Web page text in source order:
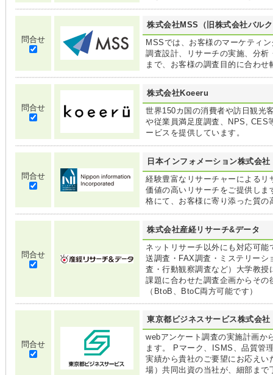
問合せ
株式会社MSS（旧株式会社バル
MSSでは、お客様のマーケティ
調査設計、リサーチの実施、分
まで、お客様の調査目的に合わ
問合せ
株式会社Koeeru
世界150カ国の消費者や訪日観光
や従業員満足度調査、NPS, CES
ービスを提供しています。
問合せ
日本インフォメーション株式会社
経験豊富なリサーチャーによる
価値の高いリサーチをご提供し
格にて、お客様に寄り添った質
問合せ
株式会社産経リサーチ&データ
ネットリサーチ以外にも対応可
送調査・FAX調査・ミステリー
査・行動観察調査など）大学教
課題に合わせた調査企画からそ
（BtoB、BtoC両方可能です）
問合せ
東京都ビジネスサービス株式会社
webアンケート調査の実施計画か
ます。 Pマーク、ISMS、品質管
実績から貴社のご要望にお応え
場）共同出資の当社が、細部ま